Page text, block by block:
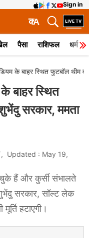
Sign in
A
क
पैसा राशिफल धर्म
के बाहर स्थित फुटबॉल थीम
बाहर स्थित
शुभेंदु सरकार, ममता
Updated : May 19,
चुके हैं और कुर्सी संभालते
सरकार, सॉल्ट लेक
हटाएगी।